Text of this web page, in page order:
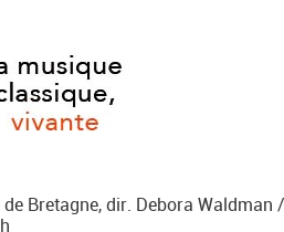
Bretagne, dir. Debora